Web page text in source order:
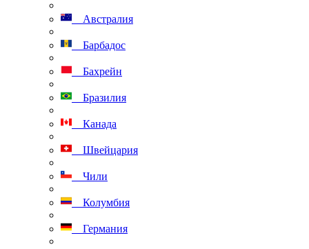
Австралия
Барбадос
Бахрейн
Бразилия
Канада
Швейцария
Чили
Колумбия
Германия